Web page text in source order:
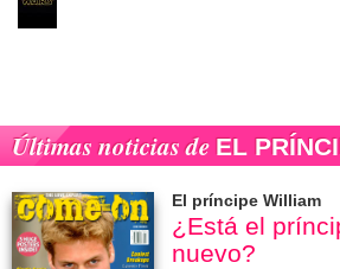
Últimas noticias de EL
El príncipe William
¿Está el
nuevo?